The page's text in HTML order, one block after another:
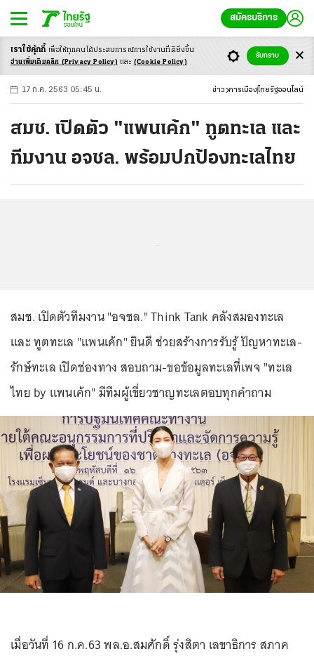
สมัครบริการ
-ก ก ก+
17 ก.ค. 2563 05:45 น. ข่าว การเมือง ไทยรัฐออนไลน์
สมช. เปิดตัว "แพนเค้ก" ทูตทะเล และ
ทีมงาน อจชล. พร้อมปกป้องทะเลไทย
สมช. เปิดตัวทีมงาน "อจชล." Think Tank คลังสมองทะเล
และ ทูตทะเล "แพนเค้ก" ยินดี ช่วยสร้างการรับรู้ ปัญหาทะเล-
รักษ์ทะเล เปิดช่องทาง สอบถาม-ขอข้อมูลทะเลที่เพจ "ทะเล
ไทย by แพนเค้ก" มีทีมผู้เขี่ยวชาญทะเลตอบทุกคำถาม
เมื่อวันที่ 16 ก.ค.63 พล.อ.สมศักดิ์ รุ่งสิตา เลขาธิการ สภาค
เราใช้คุ้กกี้ เพื่อให้ทุกคนได้ประสบการณ์การใช้งานที่ดียิ่งขึ้น
อ่านเพิ่มเติมคลิก (Privacy Policy) และ (Cookie Policy)
รับทราบ